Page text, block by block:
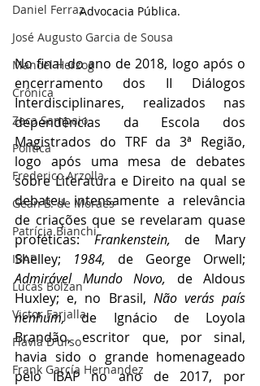
Daniel Ferraz
José Augusto Garcia de Sousa
Manoel Herzog
Crônica
Zeca Sampaio
Política
Frederico Arzolla
Gean B. de Moraes
Patrícia Bianchi
IBAP
Lucas Bolzan
Victor Farjalla
Flavia D'urso
Frank García Hernandez
Advocacia Pública.
No final do ano de 2018, logo após o
encerramento dos II Diálogos
Interdisciplinares, realizados nas
dependências da Escola dos
Magistrados do TRF da 3ª Região,
logo após uma mesa de debates
sobre Literatura e Direito na qual se
debateu intensamente a relevância
de criações que se revelaram quase
proféticas: Frankenstein, de Mary
Shelley; 1984,
Admirável Mundo Novo, de Aldous
Huxley; e, no Brasil, Não verás país
nenhum, de Ignácio de Loyola
Brandão, escritor que, por sinal,
havia sido o grande homenageado
pelo IBAP no ano de 2017, por